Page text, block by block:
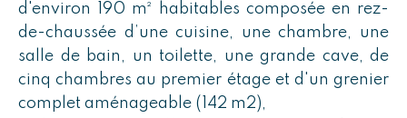
d'environ 190 m² habitables composée en rez-
de-chaussée d’une cuisine, une chambre, une
salle de bain, un toilette, une grande cave, de
cinq chambres au premier étage et d'un grenier
complet aménageable (142 m2),